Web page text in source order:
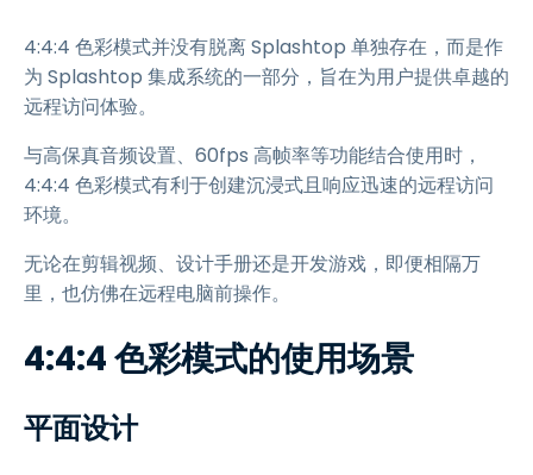
4:4:4 色彩模式并没有脱离 Splashtop 单独存在，而是作
为 Splashtop 集成系统的一部分，旨在为用户提供卓越的
远程访问体验。
与高保真音频设置、60fps 高帧率等功能结合使用时，
4:4:4 色彩模式有利于创建沉浸式且响应迅速的远程访问
环境。
无论在剪辑视频、设计手册还是开发游戏，即便相隔万
里，也仿佛在远程电脑前操作。
4:4:4 色彩模式的使用场景
平面设计